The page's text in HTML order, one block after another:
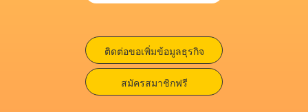
ติดต่อขอเพิ่มข้อมูลธุรกิจ
สมัครสมาชิกฟรี